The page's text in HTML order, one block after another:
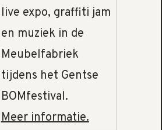
live expo, graffiti jam
en muziek in de
Meubelfabriek
tijdens het Gentse
BOMfestival.
Meer informatie.